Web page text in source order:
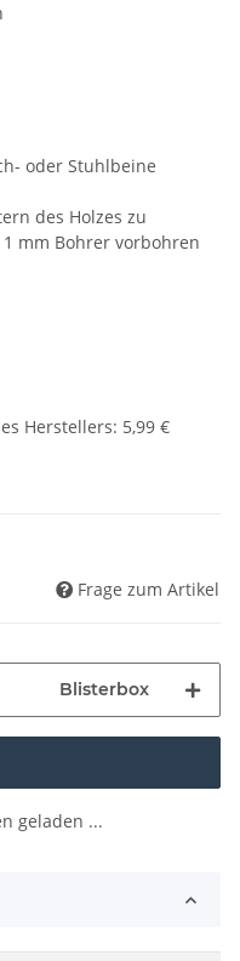
oder Stuhlbeine
des Holzes zu
mm Bohrer vorbohren
Herstellers: 5,99 €
Frage zum Artikel
Blisterbox
geladen ...